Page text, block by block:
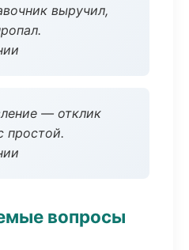
выручил,
— отклик
простой.
вопросы